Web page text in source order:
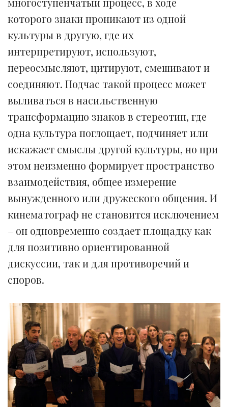
которого знаки проникают из одной
культуры в другую, где их
интерпретируют, используют,
переосмысляют, цитируют, смешивают и
соединяют. Подчас такой процесс может
выливаться в насильственную
трансформацию знаков в стереотип, где
одна культура поглощает, подчиняет или
искажает смыслы другой культуры, но при
этом неизменно формирует пространство
взаимодействия, общее измерение
вынужденного или дружеского общения. И
кинематограф не становится исключением
– он одновременно создает площадку как
для позитивно ориентированной
дискуссии, так и для противоречий и
споров.